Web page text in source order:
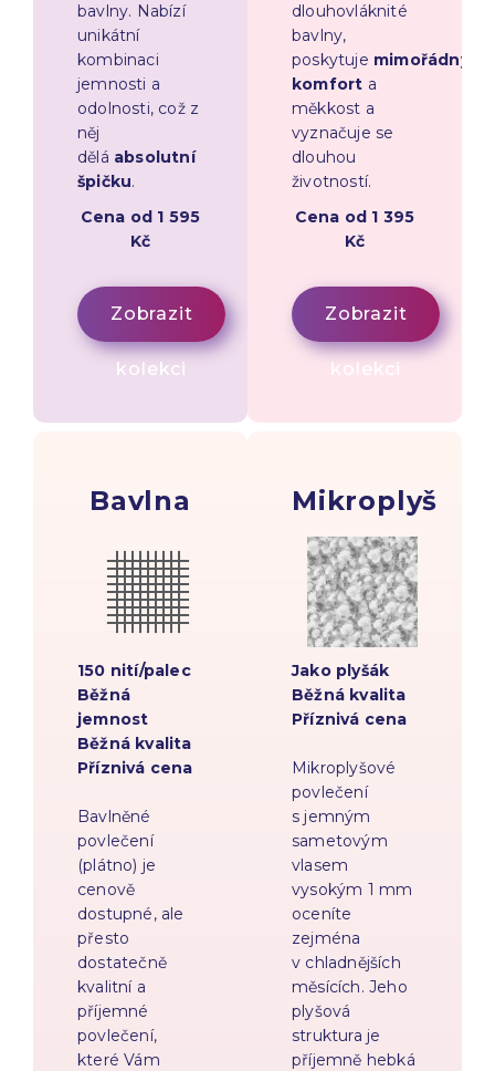
bavlny. Nabízí
unikátní
kombinaci
jemnosti a
odolnosti, což z
něj
dělá absolutní
špičku.
Cena od 1 595
Kč
Zobrazit
kolekci
dlouhovláknité
bavlny,
poskytuje mimořádný
komfort a
měkkost a
vyznačuje se
dlouhou
životností.
Cena od 1 395
Kč
Zobrazit
kolekci
Bavlna
150 nití/palec
Běžná
jemnost
Běžná kvalita
Příznivá cena
Bavlněné
povlečení
(plátno) je
cenově
dostupné, ale
přesto
dostatečně
kvalitní a
příjemné
povlečení,
které Vám
Mikroplyš
Jako plyšák
Běžná kvalita
Příznivá cena
Mikroplyšové
povlečení
s jemným
sametovým
vlasem
vysokým 1 mm
oceníte
zejména
v chladnějších
měsících. Jeho
plyšová
struktura je
příjemně hebká